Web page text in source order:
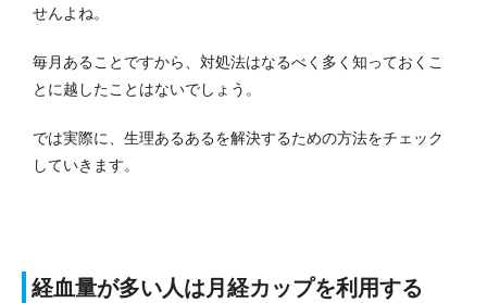
せんよね。
毎月あることですから、対処法はなるべく多く知っておくこ
とに越したことはないでしょう。
では実際に、生理あるあるを解決するための方法をチェック
していきます。
経血量が多い人は月経カップを利用する